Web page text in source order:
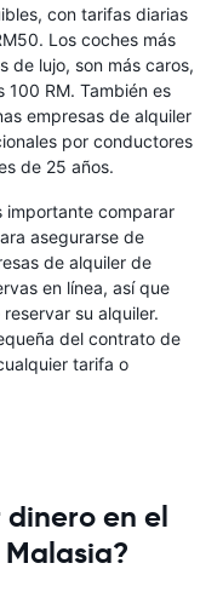
con tarifas diarias
Los coches más
de lujo, son más caros,
RM. También es
empresas de alquiler
por conductores
de 25 años.
importante comparar
asegurarse de
de alquiler de
en línea, así que
su alquiler.
del contrato de
tarifa o
en el